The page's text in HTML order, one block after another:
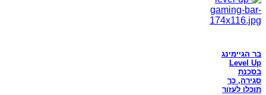
בר הגיימינג
Level Up
בסכנת
סגירה, כך
תוכלו לעזור